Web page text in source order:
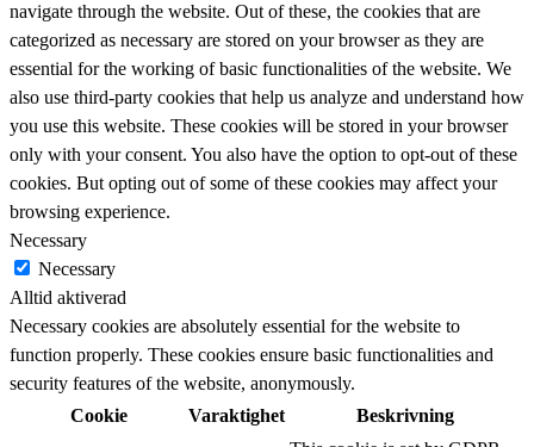
navigate through the website. Out of these, the cookies that are
categorized as necessary are stored on your browser as they are
essential for the working of basic functionalities of the website. We
also use third-party cookies that help us analyze and understand how
you use this website. These cookies will be stored in your browser
only with your consent. You also have the option to opt-out of these
cookies. But opting out of some of these cookies may affect your
browsing experience.
Necessary
Necessary
Alltid aktiverad
Necessary cookies are absolutely essential for the website to
function properly. These cookies ensure basic functionalities and
security features of the website, anonymously.
Cookie
Varaktighet Beskrivning